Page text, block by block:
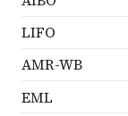
LIFO
AMR-WB
EML